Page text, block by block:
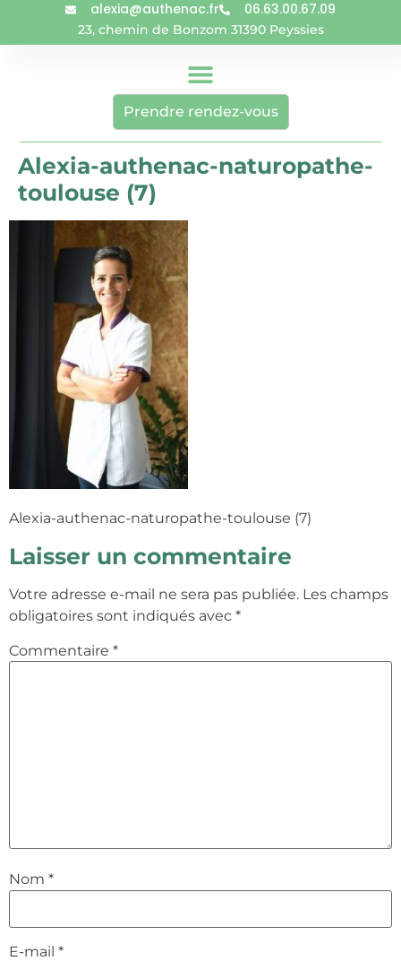
alexia@authenac.fr 06.63.00.67.09
23, chemin de Bonzom 31390 Peyssies
Prendre rendez-vous
Alexia-authenac-naturopathe-
toulouse (7)
Alexia-authenac-naturopathe-toulouse (7)
Laisser un commentaire
Votre adresse e-mail ne sera pas publiée. Les champs
obligatoires sont indiqués avec *
Commentaire *
Nom *
E-mail *